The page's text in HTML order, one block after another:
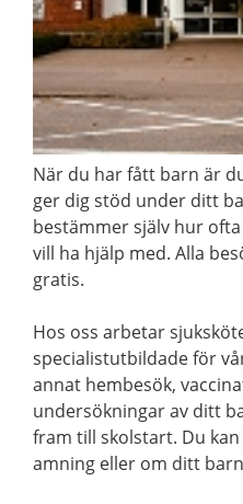
När du har fått barn är
ger dig stöd under ditt
bestämmer själv hur
vill ha hjälp med. Alla
gratis.
Hos oss arbetar
specialistutbildade för
annat hembesök,
undersökningar av ditt
fram till skolstart. Du
amning eller om ditt